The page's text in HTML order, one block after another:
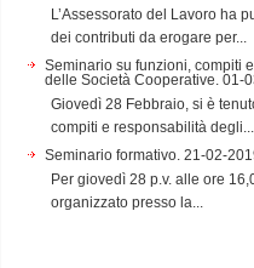
L’Assessorato del Lavoro ha
dei contributi da erogare per...
Seminario su funzioni, compiti
delle Società Cooperative. 01-
Giovedì 28 Febbraio, si è
compiti e responsabilità degli...
Seminario formativo. 21-02-
Per giovedì 28 p.v. alle ore
organizzato presso la...